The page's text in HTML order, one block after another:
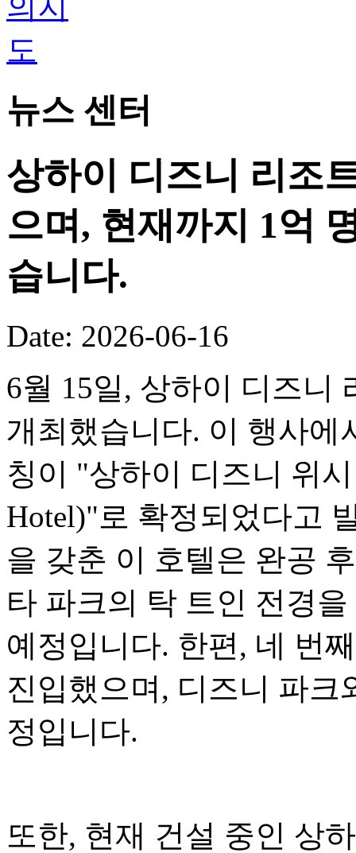
뉴스 센터
상하이 디즈니 리조
으며, 현재까지 1억
습니다.
Date: 2026-06-16
6월 15일, 상하이 디즈니
개최했습니다. 이 행사에
칭이 "상하이 디즈니 위시
Hotel)"로 확정되었다고
을 갖춘 이 호텔은 완공
타 파크의 탁 트인 전경
예정입니다. 한편, 네 번
진입했으며, 디즈니 파크
정입니다.
또한, 현재 건설 중인 상